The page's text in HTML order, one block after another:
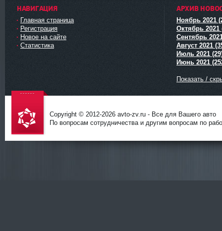
НАВИГАЦИЯ
Главная страница
Регистрация
Новое на сайте
Статистика
АРХИВ
Ноябрь 2021
Октябрь 2021
Сентябрь
Август 2021
Июль 2021
Июнь 2021
Показать /
avto-zv.ru
Copyright © 2012-2026 avto-zv.ru - Все для Вашего авто
По вопросам сотрудничества и другим вопросам по